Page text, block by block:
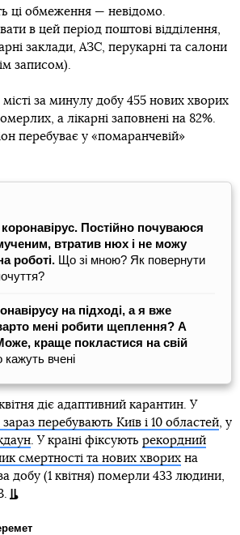
ці обмеження — невідомо.
в цей період поштові відділення,
заклади, АЗС, перукарні та салони
записом).
за минулу добу 455 нових хворих
а лікарні заповнені на 82%.
перебуває у «помаранчевій»
Постійно почуваюся
втратив нюх і не можу
роботі. Що зі мною? Як повернути
на підході, а я вже
мені робити щеплення? А
краще покластися на свій
вчені
діє адаптивний карантин. У
зараз перебувають Київ і 10 областей, у
. У країні фіксують рекордний
смертності та нових хворихна
добу (1 квітня) померли 433 людини,